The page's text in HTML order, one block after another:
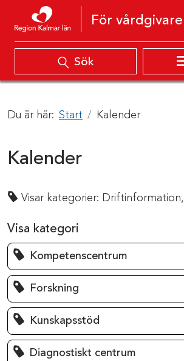
Hoppa till innehåll
För vårdgivare
Sök
Du är här: Start Kalender
Kalender
Visar kategorier: Driftinformation,
Visa kategori
Kompetenscentrum
Forskning
Kunskapsstöd
Diagnostiskt centrum